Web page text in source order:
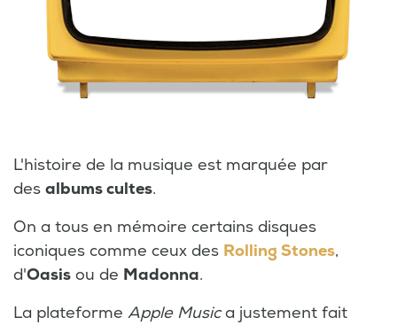
L'histoire de la musique est marquée par
des albums cultes.
On a tous en mémoire certains disques
iconiques comme ceux des Rolling Stones,
d'Oasis ou de Madonna.
La plateforme Apple Musica justement fait